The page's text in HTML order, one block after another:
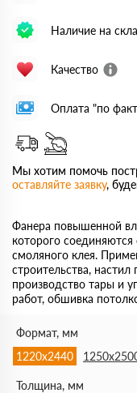
Наличие на
Качество
Оплата "по
Мы хотим помочь
оставляйте заявку,
Фанера повышенной
которого
смоляного клея.
строительства,
производство тары и
работ, обшивка
Формат, мм
1220х2440
Толщина, мм